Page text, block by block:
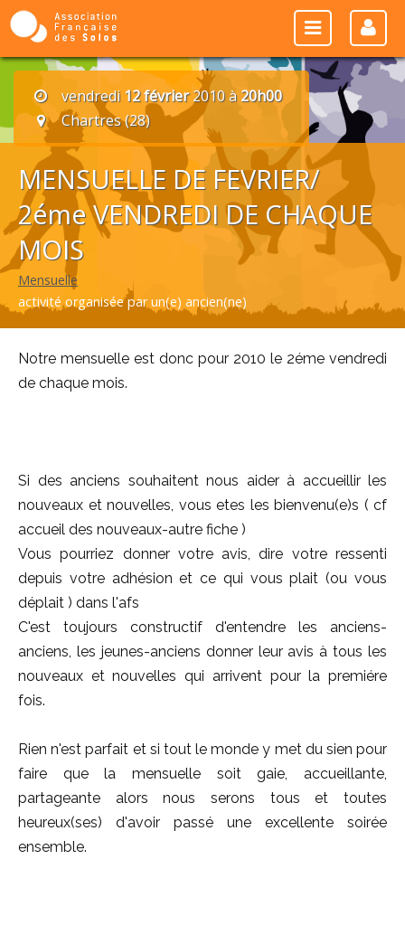
vendredi 12 février2010 à20h00
Chartres (28)
MENSUELLE DE FEVRIER/
2éme VENDREDI DE CHAQUE
MOIS
Mensuelle
activité organisée par un(e) ancien(ne)
Notre mensuelle est donc pour 2010 le 2éme vendredi
de chaque mois.
Si des anciens souhaitent nous aider à accueillir les
nouveaux et nouvelles, vous etes les bienvenu(e)s ( cf
accueil des nouveaux-autre fiche )
Vous pourriez donner votre avis, dire votre ressenti
depuis votre adhésion et ce qui vous plait (ou vous
déplait ) dans l'afs
C'est toujours constructif d'entendre les anciens-
anciens, les jeunes-anciens donner leur avis à tous les
nouveaux et nouvelles qui arrivent pour la premiére
fois.
Rien n'est parfait et si tout le monde y met du sien pour
faire que la mensuelle soit gaie, accueillante,
partageante alors nous serons tous et toutes
heureux(ses) d'avoir passé une excellente soirée
ensemble.